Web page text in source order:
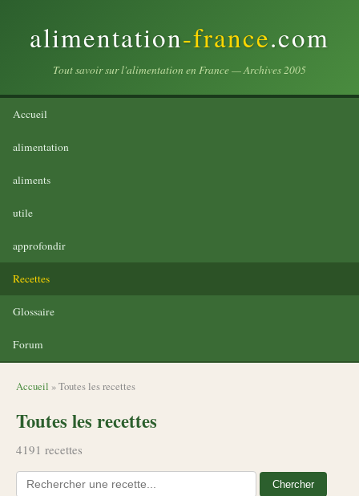
alimentation-france.com
Tout savoir sur l'alimentation en France — Archives 2005
Accueil
alimentation
aliments
utile
approfondir
Recettes
Glossaire
Forum
Accueil » Toutes les recettes
Toutes les recettes
4191 recettes
Chercher